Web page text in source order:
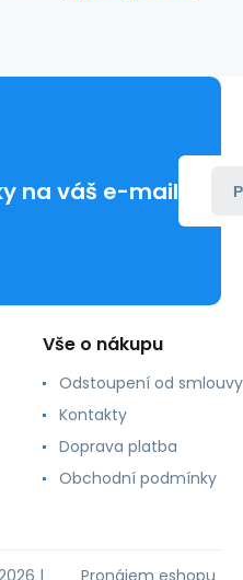
na váš e-mail
Vše o nákupu
Odstoupení od smlouvy
Kontakty
Doprava platba
Obchodní podmínky
|
Pronájem eshopu